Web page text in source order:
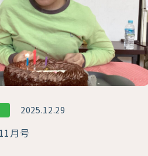
2025.12.29
月号